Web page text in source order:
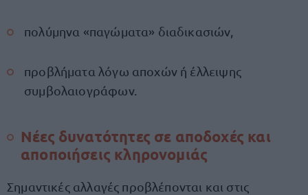
πολύμηνα «παγώματα» διαδικασιών,
προβλήματα λόγω αποχών ή έλλειψης
συμβολαιογράφων.
Νέες δυνατότητες σε αποδοχές και
αποποιήσεις κληρονομιάς
Σημαντικές αλλαγές προβλέπονται και στις